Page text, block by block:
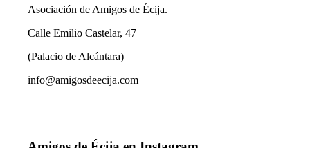
Asociación de Amigos de Écija.
Calle Emilio Castelar, 47
(Palacio de Alcántara)
info@amigosdeecija.com